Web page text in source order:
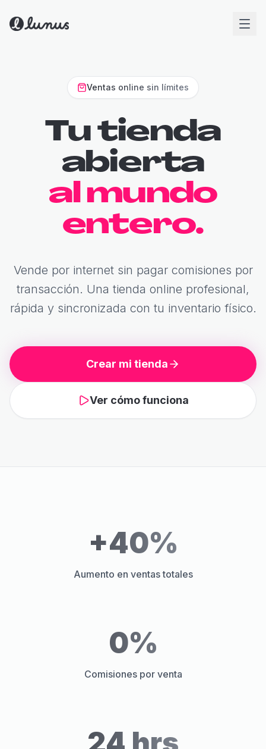
Ventas online sin límites
Tu tienda
abierta
al mundo
entero.
Vende por internet sin pagar comisiones por
transacción. Una tienda online profesional,
rápida y sincronizada con tu inventario físico.
Crear mi tienda
Ver cómo funciona
+40%
Aumento en ventas totales
0%
Comisiones por venta